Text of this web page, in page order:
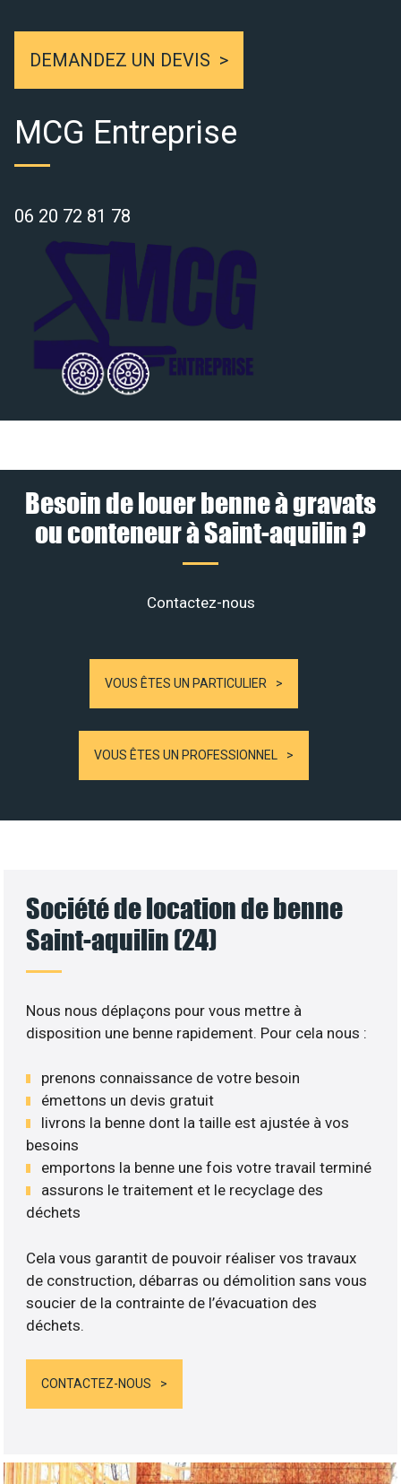
DEMANDEZ UN DEVIS
MCG Entreprise
06 20 72 81 78
Besoin de louer benne à gravats
ou conteneur à Saint-aquilin ?
Contactez-nous
VOUS ÊTES UN PARTICULIER
VOUS ÊTES UN PROFESSIONNEL
Société de location de benne
Saint-aquilin (24)
Nous nous déplaçons pour vous mettre à
disposition une benne rapidement. Pour cela nous :
prenons connaissance de votre besoin
émettons un devis gratuit
livrons la benne dont la taille est ajustée à vos
besoins
emportons la benne une fois votre travail terminé
assurons le traitement et le recyclage des
déchets
Cela vous garantit de pouvoir réaliser vos travaux
de construction, débarras ou démolition sans vous
soucier de la contrainte de l’évacuation des
déchets.
CONTACTEZ-NOUS